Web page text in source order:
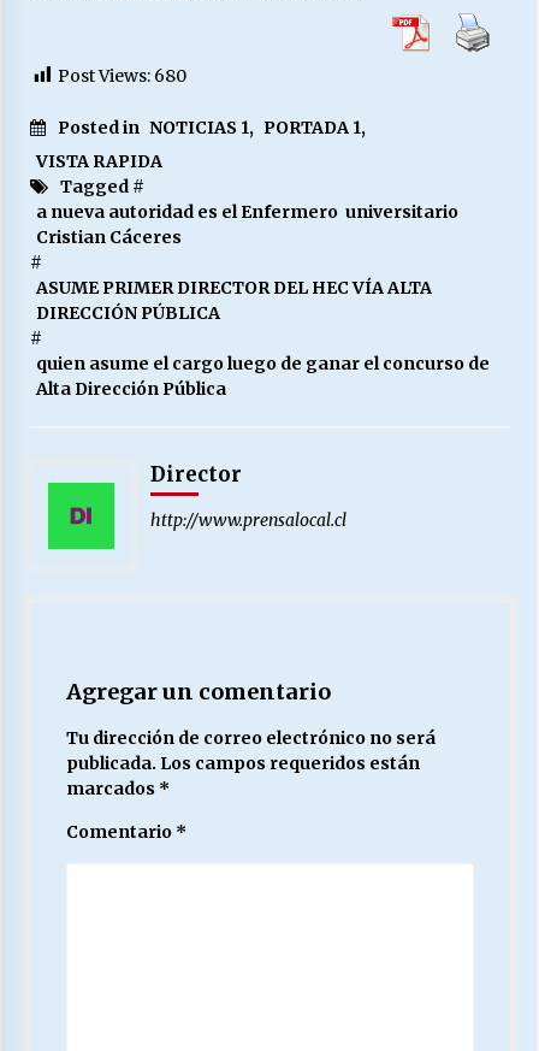
Post Views: 680
Posted in NOTICIAS 1, PORTADA 1,
VISTA RAPIDA
Tagged #
a nueva autoridad es el Enfermero universitario
Cristian Cáceres
#
ASUME PRIMER DIRECTOR DEL HEC VÍA ALTA
DIRECCIÓN PÚBLICA
#
quien asume el cargo luego de ganar el concurso de
Alta Dirección Pública
Director
http://www.prensalocal.cl
Agregar un comentario
Tu dirección de correo electrónico no será
publicada. Los campos requeridos están
marcados *
Comentario *